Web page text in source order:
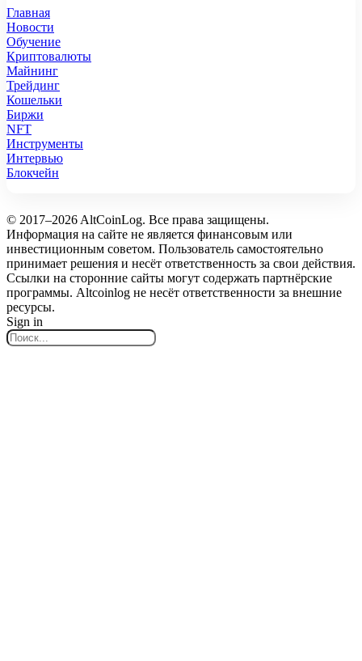
Главная
Новости
Обучение
Криптовалюты
Майнинг
Трейдинг
Кошельки
Биржи
NFT
Инструменты
Интервью
Блокчейн
© 2017–2026 AltCoinLog. Все права защищены.
Информация на сайте не является финансовым или
инвестиционным советом. Пользователь самостоятельно
принимает решения и несёт ответственность за свои действия.
Ссылки на сторонние сайты могут содержать партнёрские
программы. Altcoinlog не несёт ответственности за внешние
ресурсы.
Sign in